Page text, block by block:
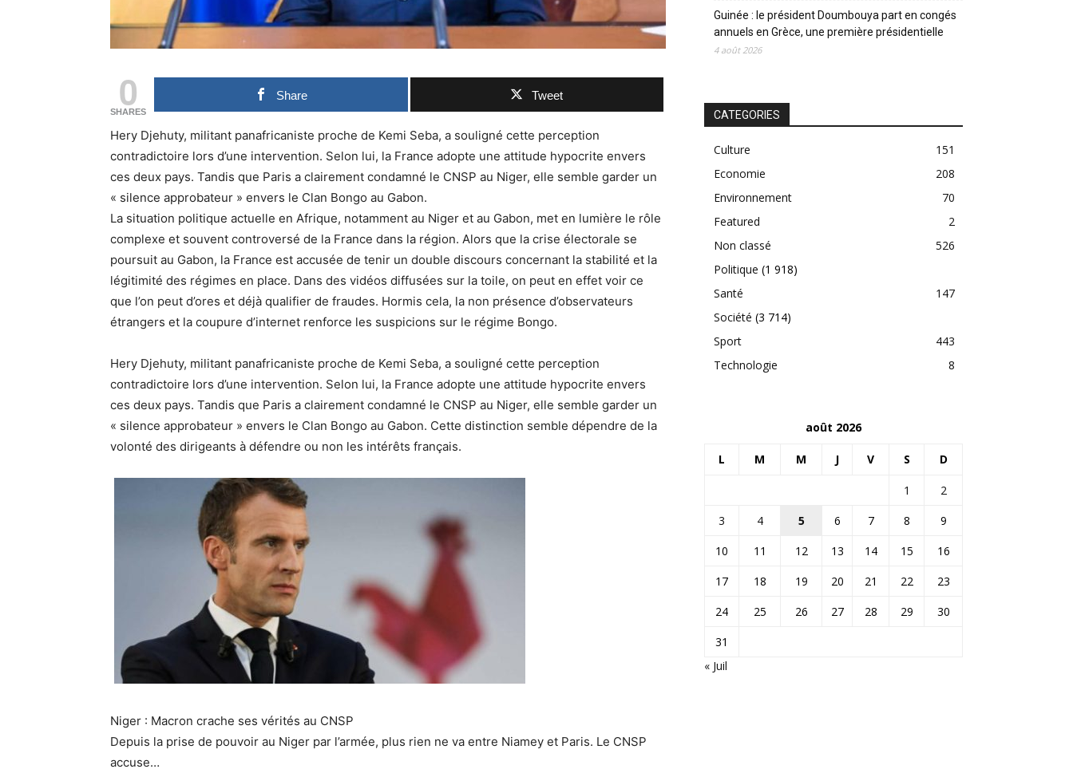
0
SHARES
Share Tweet
Hery Djehuty, militant panafricaniste proche de Kemi Seba, a souligné cette perception
contradictoire lors d’une intervention. Selon lui, la France adopte une attitude hypocrite envers
ces deux pays. Tandis que Paris a clairement condamné le CNSP au Niger, elle semble garder un
« silence approbateur » envers le Clan Bongo au Gabon.
La situation politique actuelle en Afrique, notamment au Niger et au Gabon, met en lumière le rôle
complexe et souvent controversé de la France dans la région. Alors que la crise électorale se
poursuit au Gabon, la France est accusée de tenir un double discours concernant la stabilité et la
légitimité des régimes en place. Dans des vidéos diffusées sur la toile, on peut en effet voir ce
que l’on peut d’ores et déjà qualifier de fraudes. Hormis cela, la non présence d’observateurs
étrangers et la coupure d’internet renforce les suspicions sur le régime Bongo.
Hery Djehuty, militant panafricaniste proche de Kemi Seba, a souligné cette perception
contradictoire lors d’une intervention. Selon lui, la France adopte une attitude hypocrite envers
ces deux pays. Tandis que Paris a clairement condamné le CNSP au Niger, elle semble garder un
« silence approbateur » envers le Clan Bongo au Gabon. Cette distinction semble dépendre de la
volonté des dirigeants à défendre ou non les intérêts français.
Niger : Macron crache ses vérités au CNSP
Depuis la prise de pouvoir au Niger par l’armée, plus rien ne va entre Niamey et Paris. Le CNSP
accuse…
Guinée : le président Doumbouya part en congés
annuels en Grèce, une première présidentielle
4 août 2026
CATEGORIES
Culture
151
Economie
208
Environnement
70
Featured
2
Non classé
526
Politique (1 918)
Santé
147
Société (3 714)
Sport
443
Technologie
8
août 2026
L M M J V S D
1
2
3
4 5 6 7 8
9
10
11 12 13 14 15
16
17
18 19 20 21 22
23
24
25 26 27 28 29
30
31
« Juil